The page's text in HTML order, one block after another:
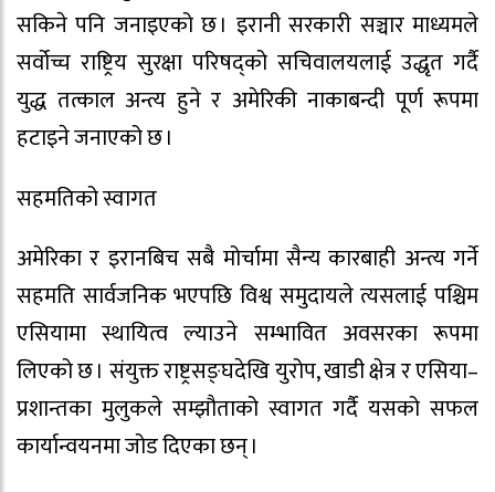
सकिने पनि जनाइएको छ । इरानी सरकारी सञ्चार माध्यमले
सर्वोच्च राष्ट्रिय सुरक्षा परिषद्को सचिवालयलाई उद्धृत गर्दै
युद्ध तत्काल अन्त्य हुने र अमेरिकी नाकाबन्दी पूर्ण रूपमा
हटाइने जनाएको छ ।
सहमतिको स्वागत
अमेरिका र इरानबिच सबै मोर्चामा सैन्य कारबाही अन्त्य गर्ने
सहमति सार्वजनिक भएपछि विश्व समुदायले त्यसलाई पश्चिम
एसियामा स्थायित्व ल्याउने सम्भावित अवसरका रूपमा
लिएको छ । संयुक्त राष्ट्रसङ्घदेखि युरोप, खाडी क्षेत्र र एसिया–
प्रशान्तका मुलुकले सम्झौताको स्वागत गर्दै यसको सफल
कार्यान्वयनमा जोड दिएका छन् ।